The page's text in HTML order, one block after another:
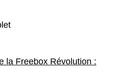
la Freebox Révolution :